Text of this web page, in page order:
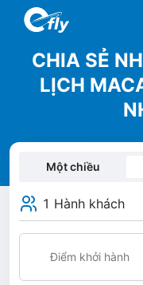
CHIA SẺ
LỊCH
Một chiều
1 Hành khách